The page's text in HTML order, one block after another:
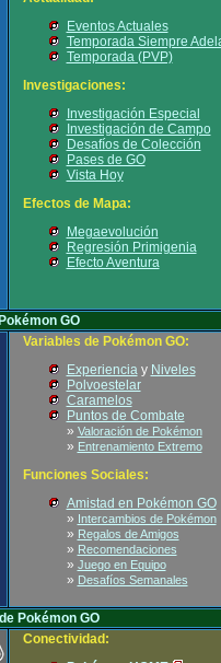
Eventos Actuales
Temporada Siempre
Temporada (PVP)
Investigaciones:
Investigación Especial
Investigación de Campo
Desafíos de Colección
Pases de GO
Vista Hoy
Efectos de Mapa:
Megaevolución
Regresión Primigenia
Efecto Aventura
GO
Variables de Pokémon GO:
Experienciay Niveles
Polvoestelar
Caramelos
Puntos de Combate
» Valoración de Pokémon
» Entrenamiento Extremo
Funciones Sociales:
Amistad en Pokémon GO
» Intercambios de Pokémon
» Regalos de Amigos
» Recomendaciones
» Juego en Equipo
» Desafíos Semanales
Pokémon GO
Conectividad: